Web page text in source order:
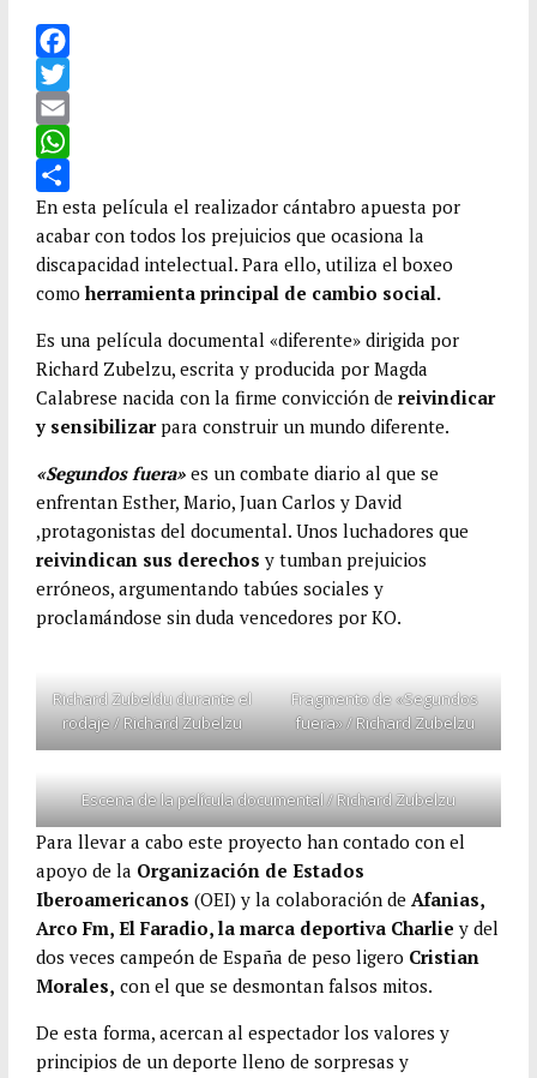
F
a
c
e
b
o
o
T
w
t
t
e
E
m
a
i
l
W
h
a
t
A
p
p
C
o
m
a
r
t
i
r
En esta película el realizador cántabro apuesta por
acabar con todos los prejuicios que ocasiona la
discapacidad intelectual. Para ello, utiliza el boxeo
como herramienta principal de cambio social.
Es una película documental «diferente» dirigida por
Richard Zubelzu, escrita y producida por Magda
Calabrese nacida con la firme convicción de reivindicar
y sensibilizarpara construir un mundo diferente.
«Segundos fuera»es un combate diario al que se
enfrentan Esther, Mario, Juan Carlos y David
,protagonistas del documental. Unos luchadores que
reivindican sus derechos y tumban prejuicios
erróneos, argumentando tabúes sociales y
proclamándose sin duda vencedores por KO.
Richard Zubeldu durante el
rodaje / Richard Zubelzu
Fragmento de «Segundos
fuera» / Richard Zubelzu
Escena de la película documental / Richard Zubelzu
Para llevar a cabo este proyecto han contado con el
apoyo de la Organización de Estados
Iberoamericanos (OEI) y la colaboración de Afanias,
Arco Fm, El Faradio, la marca deportiva Charlie y del
dos veces campeón de España de peso ligero Cristian
Morales, con el que se desmontan falsos mitos.
De esta forma, acercan al espectador los valores y
principios de un deporte lleno de sorpresas y